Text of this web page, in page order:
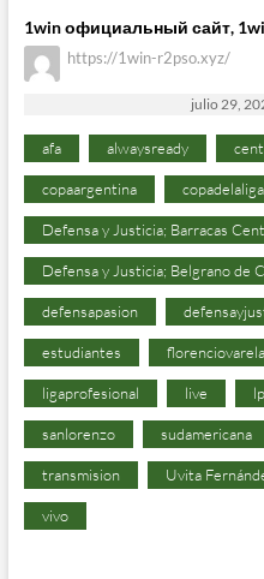
1win официальный сайт,
https://1win-r2pso.xyz/
julio 29,
afa alwaysready
copaargentina copadelaliga
Defensa y Justicia; Barracas
Defensa y Justicia; Belgrano de
defensapasion
estudiantes florenciovarela
ligaprofesional live
sanlorenzo sudamericana
transmision Uvita
vivo